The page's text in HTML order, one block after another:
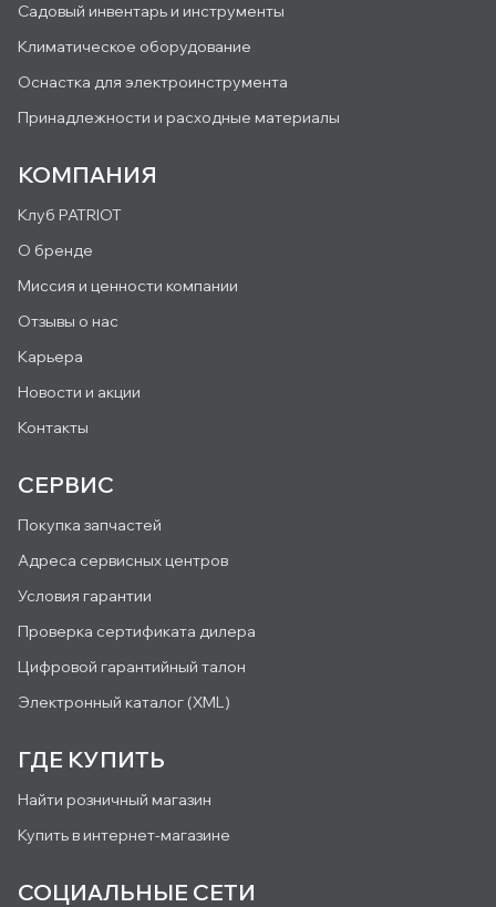
Садовый инвентарь и инструменты
Климатическое оборудование
Оснастка для электроинструмента
Принадлежности и расходные материалы
КОМПАНИЯ
Клуб PATRIOT
О бренде
Миссия и ценности компании
Отзывы о нас
Карьера
Новости и акции
Контакты
СЕРВИС
Покупка запчастей
Адреса сервисных центров
Условия гарантии
Проверка сертификата дилера
Цифровой гарантийный талон
Электронный каталог (XML)
ГДЕ КУПИТЬ
Найти розничный магазин
Купить в интернет-магазине
СОЦИАЛЬНЫЕ СЕТИ